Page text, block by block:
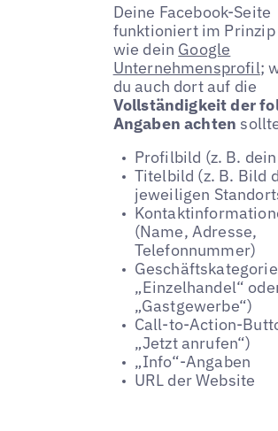
Deine Facebook-Seite
funktioniert im Prinzip
wie dein Google
Unternehmensprofil;
du auch dort auf die
Vollständigkeit der
Angaben achten
Profilbild (z. B.
Titelbild (z. B. Bild
jeweiligen
(Name, Adresse,
Telefonnummer)
„Einzelhandel“
„Gastgewerbe“)
Call-to-Action-
„Jetzt anrufen“)
„Info“-Angaben
URL der Website